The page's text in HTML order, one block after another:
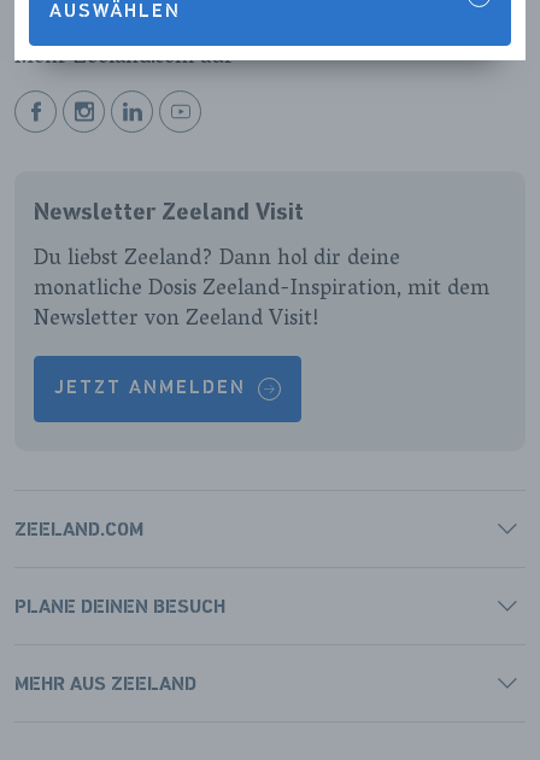
AUSWÄHLEN
Folge uns
Mehr Zeeland.com auf
BEKIJK
PAGINA
BEKIJK
PAGINA
BEKIJK
PAGINA
BEKIJK
PAGINA
Newsletter Zeeland Visit
Du liebst Zeeland? Dann hol dir deine
monatliche Dosis Zeeland-Inspiration, mit dem
Newsletter von Zeeland Visit!
JETZT ANMELDEN
ZEELAND.COM
PLANE DEINEN BESUCH
MEHR AUS ZEELAND